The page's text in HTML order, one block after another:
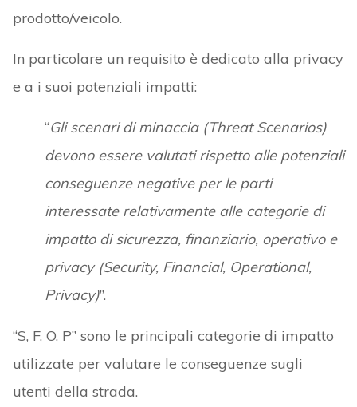
prodotto/veicolo.
In particolare un requisito è dedicato alla privacy
e a i suoi potenziali impatti:
“Gli scenari di minaccia (Threat Scenarios)
devono essere valutati rispetto alle potenziali
conseguenze negative per le parti
interessate relativamente alle categorie di
impatto di sicurezza, finanziario, operativo e
privacy (Security, Financial, Operational,
Privacy)”.
“S, F, O, P” sono le principali categorie di impatto
utilizzate per valutare le conseguenze sugli
utenti della strada.